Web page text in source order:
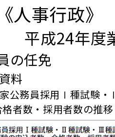
事行政》
平成24年度
の任免
料
公務員採用Ⅰ種試験・
者数・採用者数の推移